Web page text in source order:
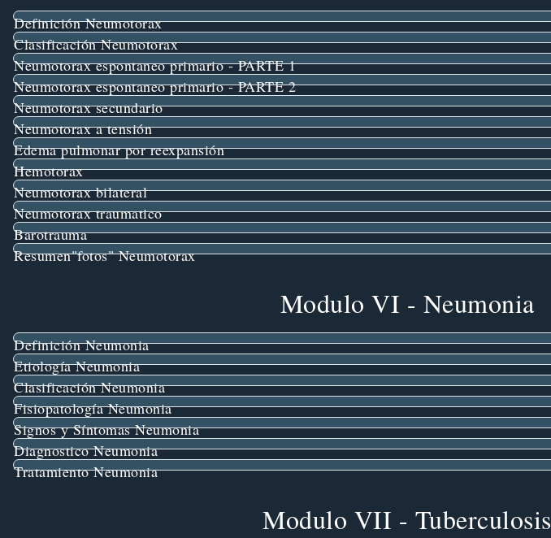
Definición Neumotorax
Clasificación Neumotorax
Neumotorax espontaneo primario - PARTE 1
Neumotorax espontaneo primario - PARTE 2
Neumotorax secundario
Neumotorax a tensión
Edema pulmonar por reexpansión
Hemotorax
Neumotorax bilateral
Neumotorax traumatico
Barotrauma
Resumen"fotos" Neumotorax
Modulo VI - Neumonia
Definición Neumonia
Etiología Neumonia
Clasificación Neumonia
Fisiopatología Neumonia
Signos y Síntomas Neumonia
Diagnostico Neumonia
Tratamiento Neumonia
Modulo VII - Tuberculosis